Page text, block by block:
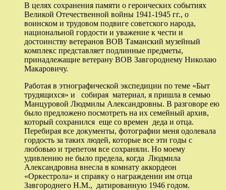
В целях сохранения памяти о героических событиях
Великой Отечественной войны 1941-1945 гг., о
воинском и трудовом подвиге советского народа,
национальной гордости и уважение к чести и
достоинству ветеранов ВОВ Таманский музейный
комплекс представляет подлинные предметы,
принадлежащие ветерану ВОВ Завгороднему Николаю
Макаровичу.
Работая в этнографической экспедиции по теме «Быт
трудящихся» и собирая материал, я пришла в семью
Манцуровой Людмилы Александровны. В разговоре ею
было предложено посмотреть на их семейный архив,
который сохранился еще со времен деда и отца.
Перебирая все документы, фотографии меня одолевала
гордость за таких людей, которые все эти годы с
любовью и трепетом все сохраняли. Но моему
удивлению не было предела, когда Людмила
Александровна внесла в комнату аккордеон
«Оркестрола» и справку о награждении им отца
Завгороднего Н.М., датированную 1946 годом.